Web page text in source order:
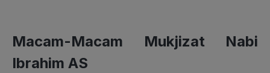
Macam-Macam Mukjizat Nabi
Ibrahim AS